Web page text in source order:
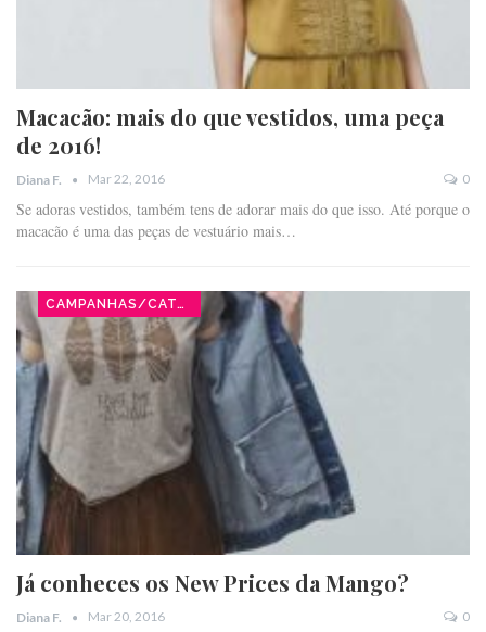
Macacão: mais do que vestidos, uma peça
de 2016!
Diana F. Mar 22, 2016 0
Se adoras vestidos, também tens de adorar mais do que isso. Até porque o
macacão é uma das peças de vestuário mais…
CAMPANHAS/CATÁLOGOS
Já conheces os New Prices da Mango?
Diana F. Mar 20, 2016 0